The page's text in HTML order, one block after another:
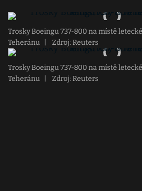
Trosky Boeingu 737-800 na místě
Teheránu
Zdroj: Reuters
Trosky Boeingu 737-800 na místě
Teheránu
Zdroj: Reuters